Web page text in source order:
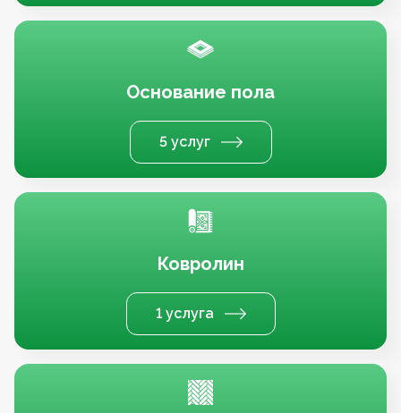
Основание пола
5 услуг
Ковролин
1 услуга